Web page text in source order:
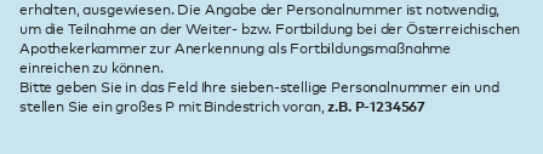
erhalten, ausgewiesen. Die Angabe der Personalnummer ist notwendig,
um die Teilnahme an der Weiter- bzw. Fortbildung bei der Österreichischen
Apothekerkammer zur Anerkennung als Fortbildungsmaßnahme
einreichen zu können.
Bitte geben Sie in das Feld Ihre sieben-stellige Personalnummer ein und
stellen Sie ein großes P mit Bindestrich voran,z.B. P-1234567